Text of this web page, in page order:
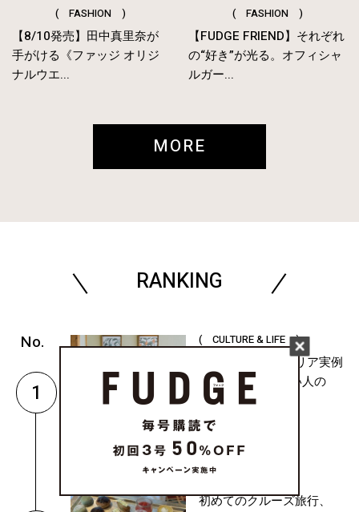
( FASHION )
【8/10発売】田中真里奈が
手がける《ファッジ オリジ
ナルウエ...
( FASHION )
【FUDGE FRIEND】それぞれ
の“好き”が光る。オフィシャ
ルガー...
MORE
RANKING
1
( CULTURE & LIFE )
おしゃれなインテリア実例
6選。センスがいい人の
「本棚」ディ...
初めてのクルーズ旅行、